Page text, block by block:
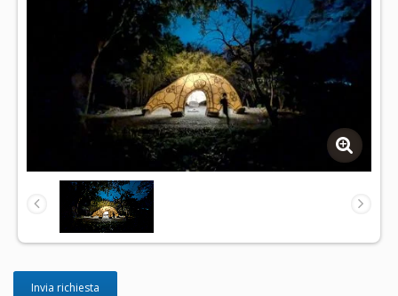
Invia richiesta